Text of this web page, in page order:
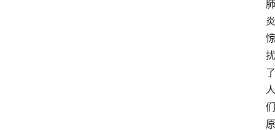
肺
炎
惊
扰
了
人
们
原